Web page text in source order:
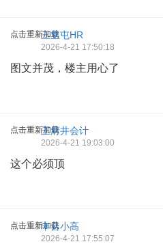
点击重新加载三里屯HR
2026-4-21 17:50:18
图文并茂，楼主用心了
点击重新加载王府井会计
2026-4-21 19:03:00
这个必须顶
点击重新加载丰台小高
2026-4-21 17:55:07